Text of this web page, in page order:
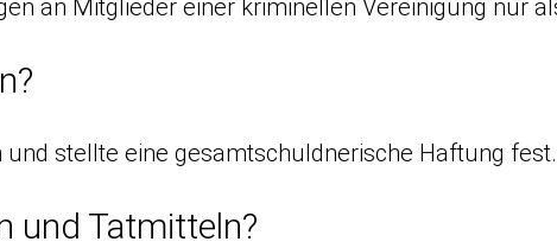
an Mitglieder einer kriminellen Vereinigung nur
und stellte eine gesamtschuldnerische Haftung fest.
und Tatmitteln?